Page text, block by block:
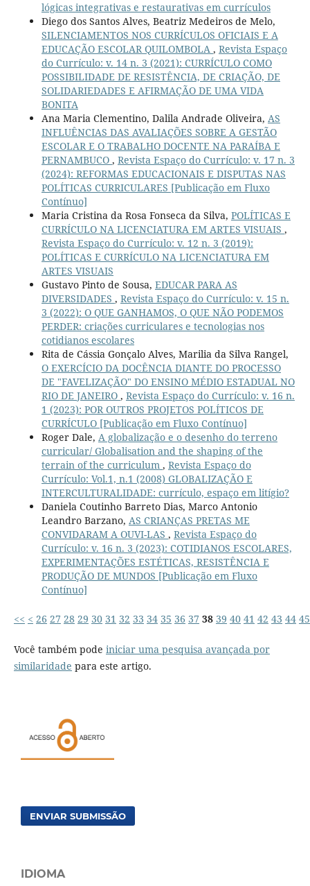
lógicas integrativas e restaurativas em currículos
Diego dos Santos Alves, Beatriz Medeiros de Melo,
SILENCIAMENTOS NOS CURRÍCULOS OFICIAIS E A
EDUCAÇÃO ESCOLAR QUILOMBOLA , Revista Espaço
do Currículo: v. 14 n. 3 (2021): CURRÍCULO COMO
POSSIBILIDADE DE RESISTÊNCIA, DE CRIAÇÃO, DE
SOLIDARIEDADES E AFIRMAÇÃO DE UMA VIDA
BONITA
Ana Maria Clementino, Dalila Andrade Oliveira, AS
INFLUÊNCIAS DAS AVALIAÇÕES SOBRE A GESTÃO
ESCOLAR E O TRABALHO DOCENTE NA PARAÍBA E
PERNAMBUCO , Revista Espaço do Currículo: v. 17 n. 3
(2024): REFORMAS EDUCACIONAIS E DISPUTAS NAS
POLÍTICAS CURRICULARES [Publicação em Fluxo
Contínuo]
Maria Cristina da Rosa Fonseca da Silva, POLÍTICAS E
CURRÍCULO NA LICENCIATURA EM ARTES VISUAIS ,
Revista Espaço do Currículo: v. 12 n. 3 (2019):
POLÍTICAS E CURRÍCULO NA LICENCIATURA EM
ARTES VISUAIS
Gustavo Pinto de Sousa, EDUCAR PARA AS
DIVERSIDADES , Revista Espaço do Currículo: v. 15 n.
3 (2022): O QUE GANHAMOS, O QUE NÃO PODEMOS
PERDER: criações curriculares e tecnologias nos
cotidianos escolares
Rita de Cássia Gonçalo Alves, Marilia da Silva Rangel,
O EXERCÍCIO DA DOCÊNCIA DIANTE DO PROCESSO
DE "FAVELIZAÇÃO" DO ENSINO MÉDIO ESTADUAL NO
RIO DE JANEIRO , Revista Espaço do Currículo: v. 16 n.
1 (2023): POR OUTROS PROJETOS POLÍTICOS DE
CURRÍCULO [Publicação em Fluxo Contínuo]
Roger Dale, A globalização e o desenho do terreno
curricular/ Globalisation and the shaping of the
terrain of the curriculum , Revista Espaço do
Currículo: Vol.1, n.1 (2008) GLOBALIZAÇÃO E
INTERCULTURALIDADE: currículo, espaço em litígio?
Daniela Coutinho Barreto Dias, Marco Antonio
Leandro Barzano, AS CRIANÇAS PRETAS ME
CONVIDARAM A OUVI-LAS , Revista Espaço do
Currículo: v. 16 n. 3 (2023): COTIDIANOS ESCOLARES,
EXPERIMENTAÇÕES ESTÉTICAS, RESISTÊNCIA E
PRODUÇÃO DE MUNDOS [Publicação em Fluxo
Contínuo]
<< < 26 27 28 29 30 31 32 33 34 35 36 37 38 39 40 41 42 43 44 45
Você também pode iniciar uma pesquisa avançada por
similaridade para este artigo.
ENVIAR SUBMISSÃO
IDIOMA